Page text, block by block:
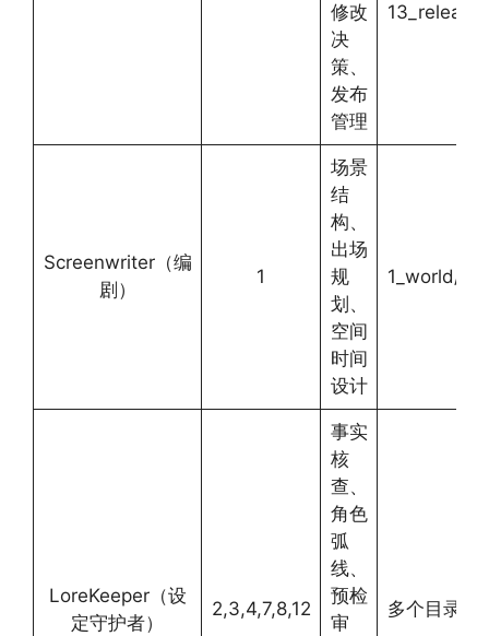
修改
决
策、
发布
管理
13_release/
Screenwriter（编
剧）
1
场景
结
构、
出场
规
划、
空间
时间
设计
1_world/
LoreKeeper（设
定守护者）
2,3,4,7,8,12
事实
核
查、
角色
弧
线、
预检
审
多个目录